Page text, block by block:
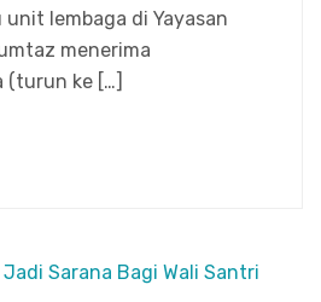
unit lembaga di Yayasan
menerima
(turun ke […]